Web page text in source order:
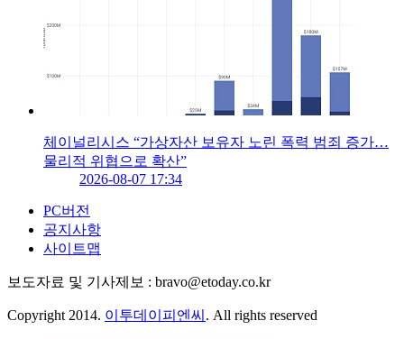
체이널리시스 “가상자산 보유자 노린 폭력 범죄 증가…
물리적 위협으로 확산”
2026-08-07 17:34
PC버전
공지사항
사이트맵
보도자료 및 기사제보 : bravo@etoday.co.kr
Copyright 2014. 이투데이피엔씨 . All rights reserved